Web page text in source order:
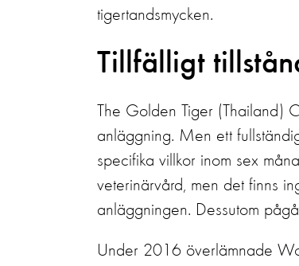
tigertandsmycken.
Tillfälligt
The Golden Tiger (Thailand)
anläggning. Men ett
specifika villkor inom sex
veterinärvård, men det finns
anläggningen. Dessutom
Under 2016 överlämnade